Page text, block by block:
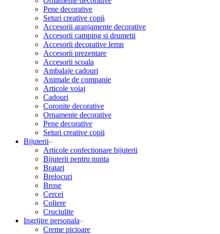
Pene decorative
Seturi creative copii
Accesorii aranjamente decorative
Accesorii camping si drumetii
Accesorii decorative lemn
Accesorii prezentare
Accesorii scoala
Ambalaje cadouri
Animale de companie
Articole voiaj
Cadouri
Coronite decorative
Ornamente decorative
Pene decorative
Seturi creative copii
Bijuterii
Articole confectionare bijuterii
Bijuterii pentru nunta
Bratari
Brelocuri
Brose
Cercei
Coliere
Cruciulite
Ingrijire personala
Creme picioare